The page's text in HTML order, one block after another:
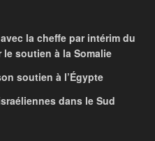
la cheffe par intérim du
soutien à la Somalie
soutien à l’Égypte
dans le Sud